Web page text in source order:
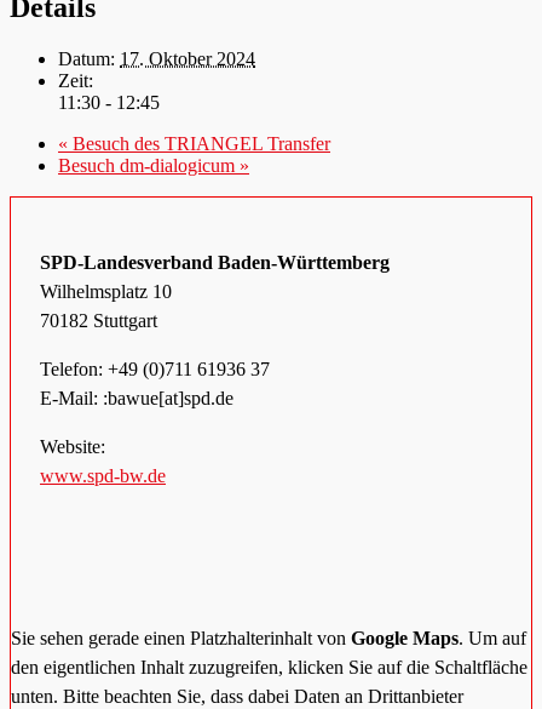
Details
Datum: 17. Oktober 2024
Zeit:
11:30 - 12:45
« Besuch des TRIANGEL Transfer
Besuch dm-dialogicum »
SPD-Landesverband Baden-Württemberg
Wilhelmsplatz 10
70182 Stuttgart
Telefon: +49 (0)711 61936 37
E-Mail: :bawue[at]spd.de
Website:
www.spd-bw.de
Sie sehen gerade einen Platzhalterinhalt von Google Maps. Um auf
den eigentlichen Inhalt zuzugreifen, klicken Sie auf die Schaltfläche
unten. Bitte beachten Sie, dass dabei Daten an Drittanbieter